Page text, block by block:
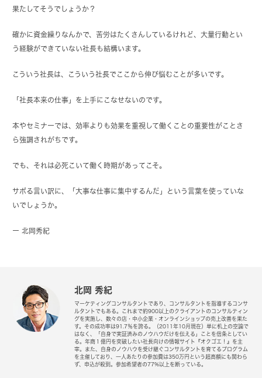
果たしてそうでしょうか？
確かに資金繰りなんかで、苦労はたくさんしているけれど、大量行動とい
う経験ができていない社長も結構います。
こういう社長は、こういう社長でここから伸び悩むことが多いです。
「社長本来の仕事」を上手にこなせないのです。
本やセミナーでは、効率よりも効果を重視して働くことの重要性がことさ
ら強調されがちです。
でも、それは必死こいて働く時期があってこそ。
サボる言い訳に、「大事な仕事に集中するんだ」という言葉を使っていな
いでしょうか。
ー 北岡秀紀
北岡 秀紀
マーケティングコンサルタントであり、コンサルタントを指導するコンサ
ルタントでもある。これまで約900以上のクライアントのコンサルティン
グを実施し、数々の店・中小企業・オンラインショップの売上改善を果た
す。その成功率は91.7％を誇る。（2011年10月現在）単に机上の空論で
はなく、「自身で実証済みのノウハウだけを伝える」ことを信条としてい
る。年商１億円を突破したい社長向けの情報サイト『オクゴエ！』を主
宰。また、自身のノウハウを受け継ぐコンサルタントを育てるプログラム
を主催しており、一人あたりの参加費は350万円という超高額にも関わら
ず、申込が殺到。参加希望者の77%以上を断っている。